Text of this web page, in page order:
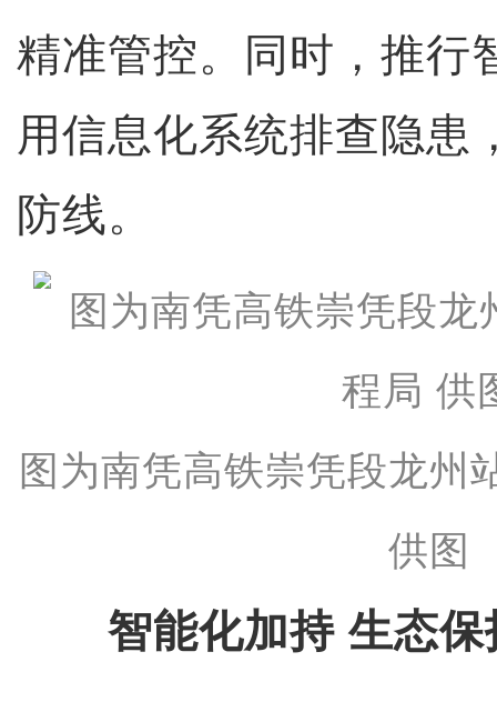
精准管控。同时，推行
用信息化系统排查隐患
防线。
图为南凭高铁崇凭段龙州
供图
智能化加持 生态